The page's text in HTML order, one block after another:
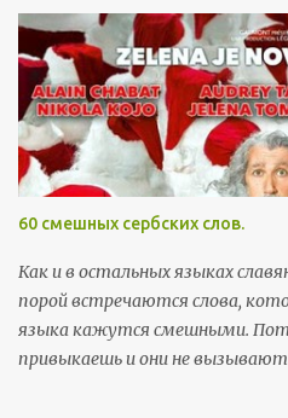
в
и
т
ь
к
о
м
е
н
т
а
р
60 смешных сербских слов.
Как и в остальных языках
порой встречаются слова,
языка кажутся смешными.
привыкаешь и они не